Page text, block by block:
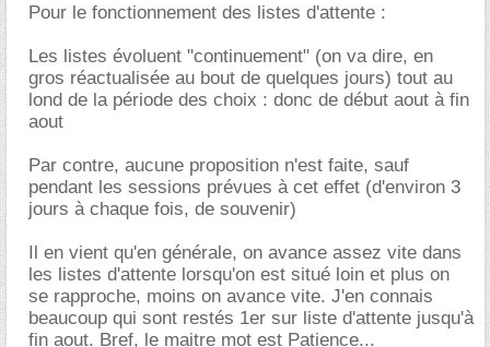
Pour le fonctionnement des listes d'attente :
Les listes évoluent "continuement" (on va dire, en
gros réactualisée au bout de quelques jours) tout au
lond de la période des choix : donc de début aout à fin
aout
Par contre, aucune proposition n'est faite, sauf
pendant les sessions prévues à cet effet (d'environ 3
jours à chaque fois, de souvenir)
Il en vient qu'en générale, on avance assez vite dans
les listes d'attente lorsqu'on est situé loin et plus on
se rapproche, moins on avance vite. J'en connais
beaucoup qui sont restés 1er sur liste d'attente jusqu'à
fin aout. Bref, le maitre mot est Patience...